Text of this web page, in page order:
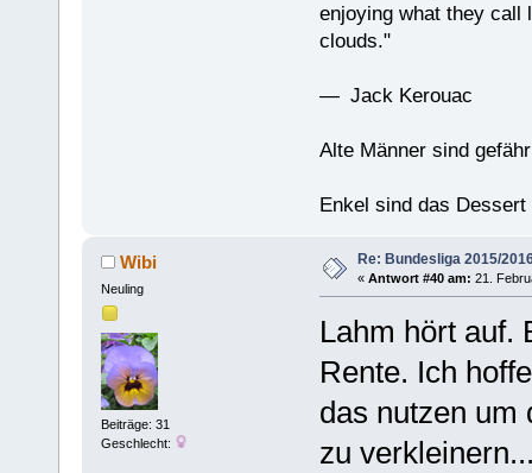
enjoying what they call
clouds."
— Jack Kerouac
Alte Männer sind
Enkel sind das Dessert
Wibi
Neuling
Beiträge: 31
Geschlecht:
Re: Bundesliga 2015/
« Antwort #40 am: 21.
Lahm hört auf.
Rente. Ich
das nutzen um
zu